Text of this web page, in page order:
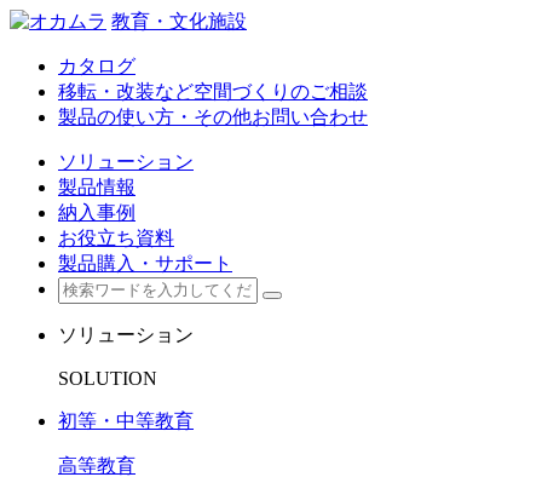
教育・文化施設
カタログ
移転・改装など空間づくりのご相談
製品の使い方・その他お問い合わせ
ソリューション
製品情報
納入事例
お役立ち資料
製品購入・サポート
ソリューション
SOLUTION
初等・中等教育
高等教育